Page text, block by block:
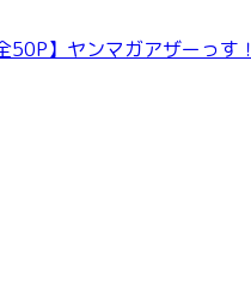
50P】ヤンマガアザーっす